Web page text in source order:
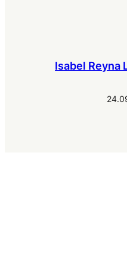
Isabel Reyna